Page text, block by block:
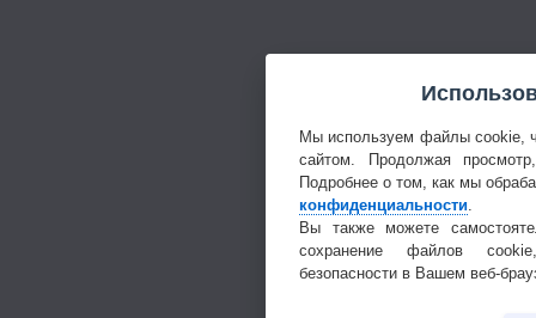
Мы используем файлы cookie,
сайтом. Продолжая
Подробнее о том, как мы
конфиденциальности
Вы также можете
сохранение файлов
безопасности в Вашем веб-